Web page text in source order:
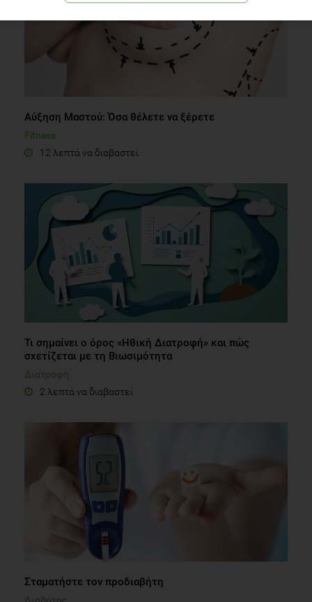
Αύξηση Μαστού: Όσα θέλετε να ξέρετε
Fitness
12 λεπτά να διαβαστεί
Τι σημαίνει ο όρος «Ηθική Διατροφή» και πώς
σχετίζεται με τη Βιωσιμότητα
Διατροφή
2 λεπτά να διαβαστεί
Σταματήστε τον προδιαβήτη
Διαβήτης